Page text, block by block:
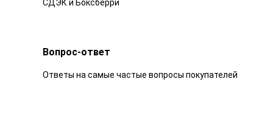
СДЭК и Боксберри
Вопрос-ответ
Ответы на самые частые вопросы покупателей